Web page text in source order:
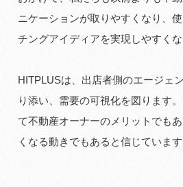
ニケーションが取りやすくなり、
チングアイディアを実現しやすくな
HITPLUSは、出店者側のエージェ
り添い、需要の可視化を図ります
て不動産オーナーのメリットでも
くなる動きでもあると信じています